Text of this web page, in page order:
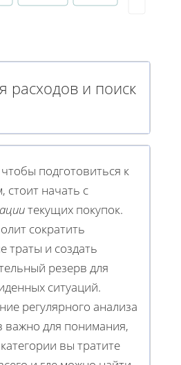
расходов и поиск
подготовиться к
стоит начать с
текущих покупок.
сократить
траты и создать
резерв для
ситуаций.
регулярного анализа
важно для понимания,
вы тратите